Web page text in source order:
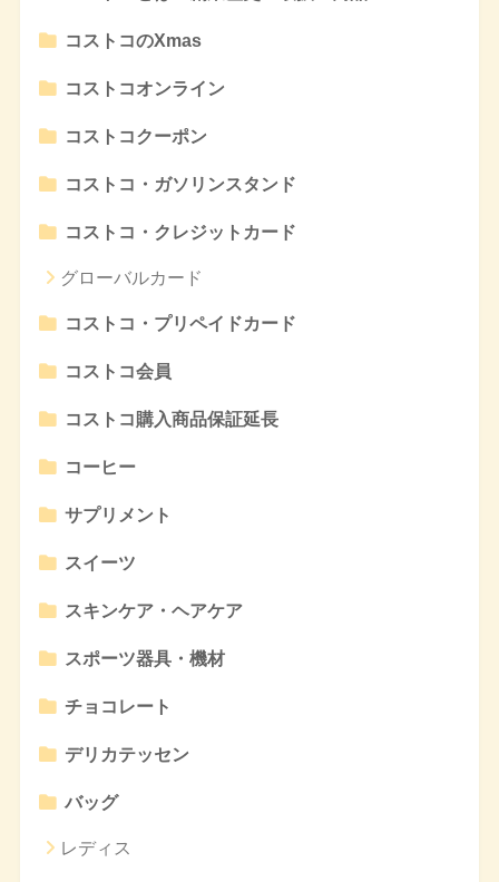
コストコのXmas
コストコオンライン
コストコクーポン
コストコ・ガソリンスタンド
コストコ・クレジットカード
グローバルカード
コストコ・プリペイドカード
コストコ会員
コストコ購入商品保証延長
コーヒー
サプリメント
スイーツ
スキンケア・ヘアケア
スポーツ器具・機材
チョコレート
デリカテッセン
バッグ
レディス